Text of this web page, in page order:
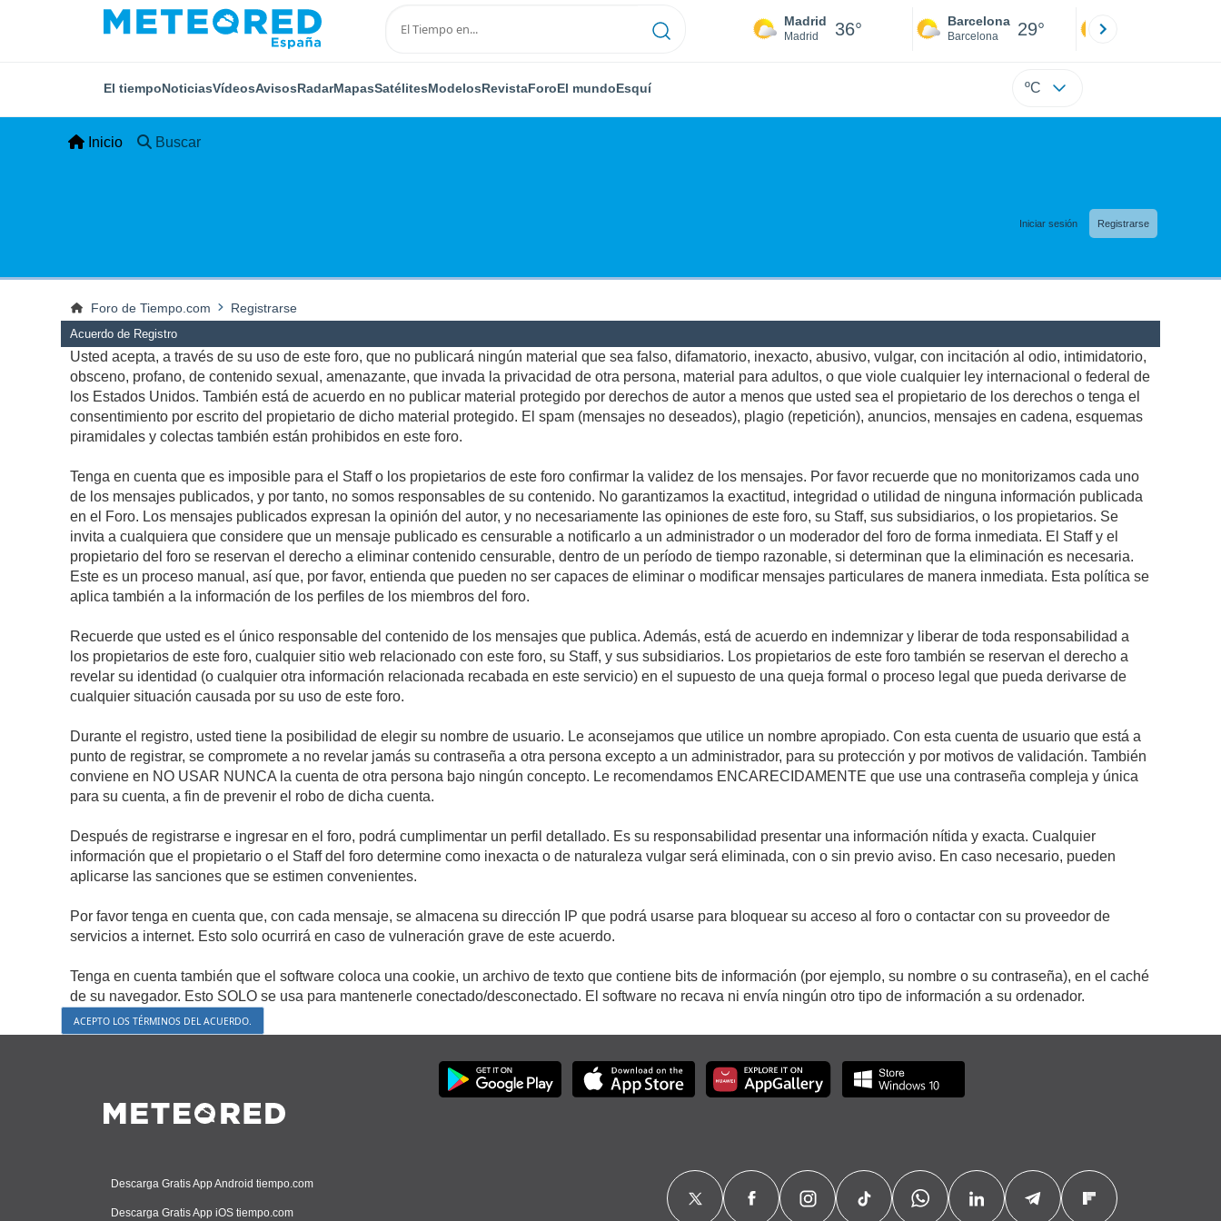
Madrid
Madrid 36° Barcelona
Barcelona 29°
El tiempoNoticiasVídeosAvisosRadarMapasSatélitesModelosRevistaForoEl mundoEsquí ºC
Inicio Buscar
Iniciar sesión Registrarse
Foro de Tiempo.com Registrarse
Acuerdo de Registro
Usted acepta, a través de su uso de este foro, que no publicará ningún material que sea falso, difamatorio, inexacto, abusivo, vulgar, con incitación al odio, intimidatorio,
obsceno, profano, de contenido sexual, amenazante, que invada la privacidad de otra persona, material para adultos, o que viole cualquier ley internacional o federal de
los Estados Unidos. También está de acuerdo en no publicar material protegido por derechos de autor a menos que usted sea el propietario de los derechos o tenga el
consentimiento por escrito del propietario de dicho material protegido. El spam (mensajes no deseados), plagio (repetición), anuncios, mensajes en cadena, esquemas
piramidales y colectas también están prohibidos en este foro.
Tenga en cuenta que es imposible para el Staff o los propietarios de este foro confirmar la validez de los mensajes. Por favor recuerde que no monitorizamos cada uno
de los mensajes publicados, y por tanto, no somos responsables de su contenido. No garantizamos la exactitud, integridad o utilidad de ninguna información publicada
en el Foro. Los mensajes publicados expresan la opinión del autor, y no necesariamente las opiniones de este foro, su Staff, sus subsidiarios, o los propietarios. Se
invita a cualquiera que considere que un mensaje publicado es censurable a notificarlo a un administrador o un moderador del foro de forma inmediata. El Staff y el
propietario del foro se reservan el derecho a eliminar contenido censurable, dentro de un período de tiempo razonable, si determinan que la eliminación es necesaria.
Este es un proceso manual, así que, por favor, entienda que pueden no ser capaces de eliminar o modificar mensajes particulares de manera inmediata. Esta política se
aplica también a la información de los perfiles de los miembros del foro.
Recuerde que usted es el único responsable del contenido de los mensajes que publica. Además, está de acuerdo en indemnizar y liberar de toda responsabilidad a
los propietarios de este foro, cualquier sitio web relacionado con este foro, su Staff, y sus subsidiarios. Los propietarios de este foro también se reservan el derecho a
revelar su identidad (o cualquier otra información relacionada recabada en este servicio) en el supuesto de una queja formal o proceso legal que pueda derivarse de
cualquier situación causada por su uso de este foro.
Durante el registro, usted tiene la posibilidad de elegir su nombre de usuario. Le aconsejamos que utilice un nombre apropiado. Con esta cuenta de usuario que está a
punto de registrar, se compromete a no revelar jamás su contraseña a otra persona excepto a un administrador, para su protección y por motivos de validación. También
conviene en NO USAR NUNCA la cuenta de otra persona bajo ningún concepto. Le recomendamos ENCARECIDAMENTE que use una contraseña compleja y única
para su cuenta, a fin de prevenir el robo de dicha cuenta.
Después de registrarse e ingresar en el foro, podrá cumplimentar un perfil detallado. Es su responsabilidad presentar una información nítida y exacta. Cualquier
información que el propietario o el Staff del foro determine como inexacta o de naturaleza vulgar será eliminada, con o sin previo aviso. En caso necesario, pueden
aplicarse las sanciones que se estimen convenientes.
Por favor tenga en cuenta que, con cada mensaje, se almacena su dirección IP que podrá usarse para bloquear su acceso al foro o contactar con su proveedor de
servicios a internet. Esto solo ocurrirá en caso de vulneración grave de este acuerdo.
Tenga en cuenta también que el software coloca una cookie, un archivo de texto que contiene bits de información (por ejemplo, su nombre o su contraseña), en el caché
de su navegador. Esto SOLO se usa para mantenerle conectado/desconectado. El software no recava ni envía ningún otro tipo de información a su ordenador.
Descarga Gratis App Android tiempo.com
Descarga Gratis App iOS tiempo.com